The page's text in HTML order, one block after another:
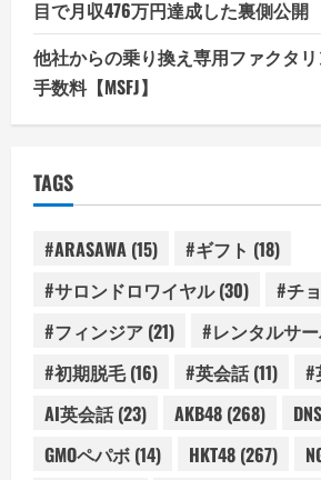
目で月収476万円達成した裏側公開
他社からの乗り換え専用ファクタ
手数料【MSFJ】
TAGS
#ARASAWA (15) #ギフト (18)
#サロンドロワイヤル(30) #チ
#フィンジア (21) #レンタルサ
#初期脱毛(16) #英会話(11) #
AI英会話(23) AKB48 (268)
GMOペパボ (14) HKT48 (267)